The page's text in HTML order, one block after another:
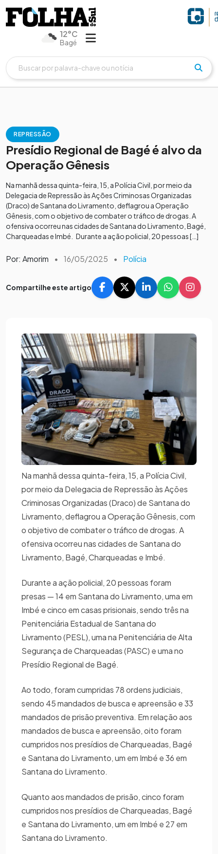
12°C
Bagé
REPRESSÃO
Presídio Regional de Bagé é alvo da
Operação Gênesis
Na manhã dessa quinta-feira, 15, a Polícia Civil, por meio da
Delegacia de Repressão às Ações Criminosas Organizadas
(Draco) de Santana do Livramento, deflagrou a Operação
Gênesis, com o objetivo de combater o tráfico de drogas. A
ofensiva ocorreu nas cidades de Santana do Livramento, Bagé,
Charqueadas e Imbé. Durante a ação policial, 20 pessoas […]
Por: Amorim • 16/05/2025 • Polícia
Compartilhe este artigo
Na manhã dessa quinta-feira, 15, a Polícia Civil,
por meio da Delegacia de Repressão às Ações
Criminosas Organizadas (Draco) de Santana do
Livramento, deflagrou a Operação Gênesis, com
o objetivo de combater o tráfico de drogas. A
ofensiva ocorreu nas cidades de Santana do
Livramento, Bagé, Charqueadas e Imbé.
Durante a ação policial, 20 pessoas foram
presas — 14 em Santana do Livramento, uma em
Imbé e cinco em casas prisionais, sendo três na
Penitenciária Estadual de Santana do
Livramento (PESL), uma na Penitenciária de Alta
Segurança de Charqueadas (PASC) e uma no
Presídio Regional de Bagé.
Ao todo, foram cumpridas 78 ordens judiciais,
sendo 45 mandados de busca e apreensão e 33
mandados de prisão preventiva. Em relação aos
mandados de busca e apreensão, oito foram
cumpridos nos presídios de Charqueadas, Bagé
e Santana do Livramento, um em Imbé e 36 em
Santana do Livramento.
Quanto aos mandados de prisão, cinco foram
cumpridos nos presídios de Charqueadas, Bagé
e Santana do Livramento, um em Imbé e 27 em
Santana do Livramento.